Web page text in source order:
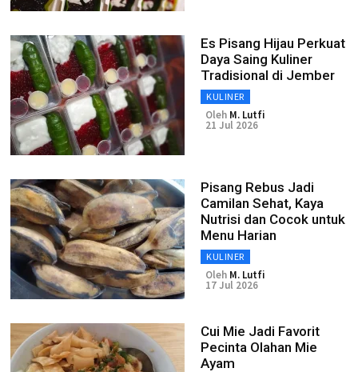
Es Pisang Hijau Perkuat
Daya Saing Kuliner
Tradisional di Jember
KULINER
Oleh M. Lutfi
21 Jul 2026
Pisang Rebus Jadi
Camilan Sehat, Kaya
Nutrisi dan Cocok untuk
Menu Harian
KULINER
Oleh M. Lutfi
17 Jul 2026
Cui Mie Jadi Favorit
Pecinta Olahan Mie
Ayam